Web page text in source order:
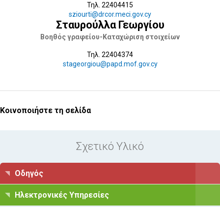
Τηλ. 22404415
sziourti@drcor.meci.gov.cy
Σταυρούλλα Γεωργίου
Βοηθός γραφείου-Καταχώριση στοιχείων
Τηλ. 22404374
stageorgiou@papd.mof.gov.cy
Κοινοποιήστε τη σελίδα
Σχετικό Υλικό
Οδηγός
Ηλεκτρονικές Υπηρεσίες